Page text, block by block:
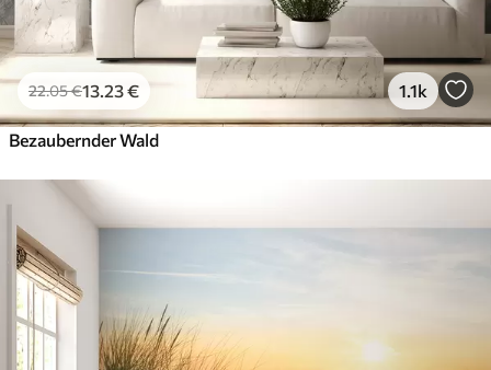
22.05€13 .23€ 1.1k
Bezaubernder Wald